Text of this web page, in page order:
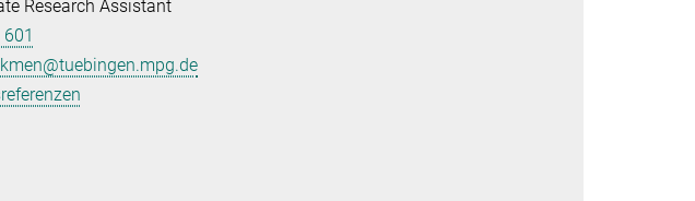
Research Assistant